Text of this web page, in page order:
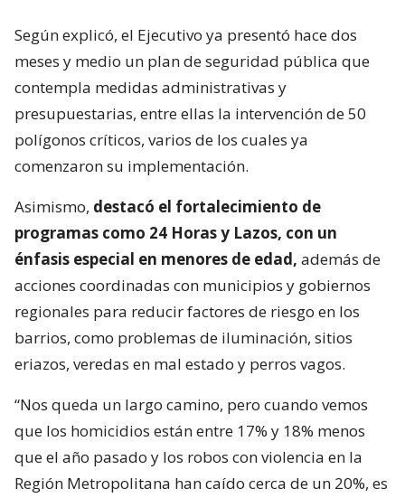
Según explicó, el Ejecutivo ya presentó hace dos
meses y medio un plan de seguridad pública que
contempla medidas administrativas y
presupuestarias, entre ellas la intervención de 50
polígonos críticos, varios de los cuales ya
comenzaron su implementación.
Asimismo, destacó el fortalecimiento de
programas como 24 Horas y Lazos, con un
énfasis especial en menores de edad, además de
acciones coordinadas con municipios y gobiernos
regionales para reducir factores de riesgo en los
barrios, como problemas de iluminación, sitios
eriazos, veredas en mal estado y perros vagos.
“Nos queda un largo camino, pero cuando vemos
que los homicidios están entre 17% y 18% menos
que el año pasado y los robos con violencia en la
Región Metropolitana han caído cerca de un 20%, es